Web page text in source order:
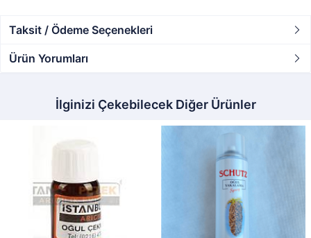
Taksit / Ödeme Seçenekleri
Ürün Yorumları
İlginizi Çekebilecek Diğer Ürünler